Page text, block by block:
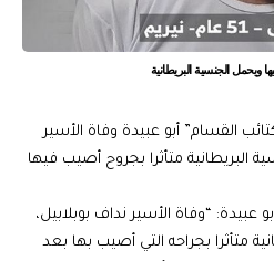
ويحمل الجنسية البريطانية
القسام” أبو عبيدة وفاة الأسير
البريطانية متأثرا بجروح أصيب فيها
عبيدة: “وفاة الأسير نداف بوبلابيل،
متأثرا بجراحه التي أصيب بها بعد